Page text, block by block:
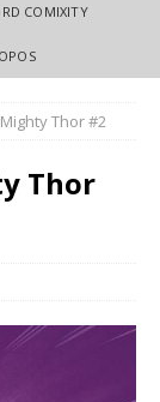
COMIXITY
Thor #2
Thor